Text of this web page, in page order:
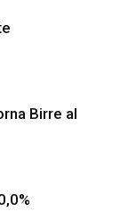
Birre al